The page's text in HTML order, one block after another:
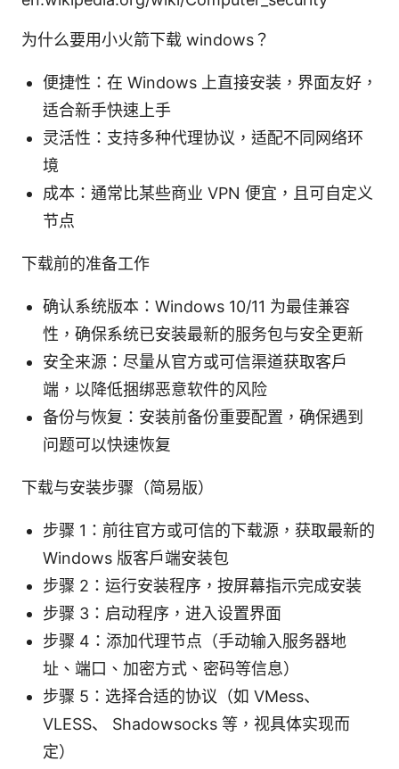
为什么要用小火箭下载 windows？
便捷性：在 Windows 上直接安装，界面友好，
适合新手快速上手
灵活性：支持多种代理协议，适配不同网络环
境
成本：通常比某些商业 VPN 便宜，且可自定义
节点
下载前的准备工作
确认系统版本：Windows 10/11 为最佳兼容
性，确保系统已安装最新的服务包与安全更新
安全来源：尽量从官方或可信渠道获取客户
端，以降低捆绑恶意软件的风险
备份与恢复：安装前备份重要配置，确保遇到
问题可以快速恢复
下载与安装步骤（简易版）
步骤 1：前往官方或可信的下载源，获取最新的
Windows 版客户端安装包
步骤 2：运行安装程序，按屏幕指示完成安装
步骤 3：启动程序，进入设置界面
步骤 4：添加代理节点（手动输入服务器地
址、端口、加密方式、密码等信息）
步骤 5：选择合适的协议（如 VMess、
VLESS、 Shadowsocks 等，视具体实现而
定）